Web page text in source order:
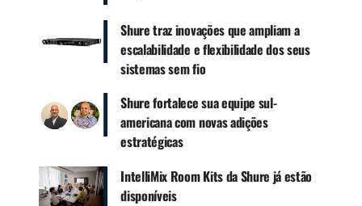
Shure traz inovações que ampliam a
escalabilidade e flexibilidade dos seus
sistemas sem fio
Shure fortalece sua equipe sul-
americana com novas adições
estratégicas
IntelliMix Room Kits da Shure já estão
disponíveis